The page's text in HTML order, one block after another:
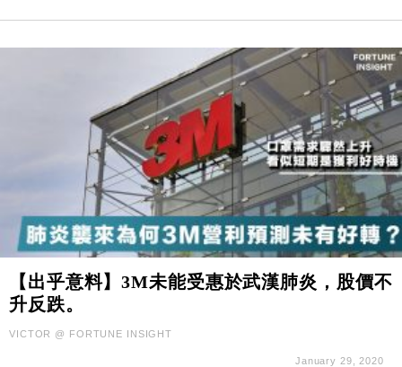
【出乎意料】3M未能受惠於武漢肺炎，股價不
升反跌。
VICTOR @ FORTUNE INSIGHT
January 29, 2020